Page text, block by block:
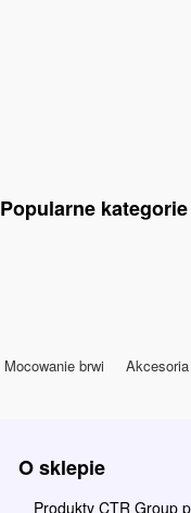
Popularne kategorie
Mocowanie brwi
O sklepie
Produkty CTR Group